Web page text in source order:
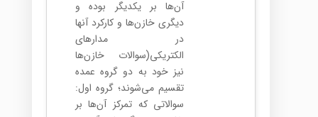
آن‌ها بر یکدیگر بوده و
دیگری خازن‌ها و کارکرد آنها
در مدارهای
الکتریکی(سوالات خازن‌ها
نیز خود به دو گروه عمده
تقسیم می‌شوند؛ گروه اول:
سوالاتی که تمرکز آن‌ها بر